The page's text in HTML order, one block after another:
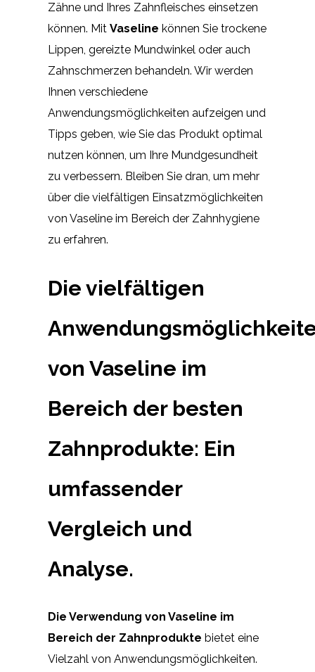
Zähne und Ihres Zahnfleisches einsetzen
können. Mit Vaseline können Sie trockene
Lippen, gereizte Mundwinkel oder auch
Zahnschmerzen behandeln. Wir werden
Ihnen verschiedene
Anwendungsmöglichkeiten aufzeigen und
Tipps geben, wie Sie das Produkt optimal
nutzen können, um Ihre Mundgesundheit
zu verbessern. Bleiben Sie dran, um mehr
über die vielfältigen Einsatzmöglichkeiten
von Vaseline im Bereich der Zahnhygiene
zu erfahren.
Die vielfältigen
von Vaseline im
Bereich der besten
Zahnprodukte: Ein
umfassender
Vergleich und
Analyse.
Die Verwendung von Vaseline im
Bereich der Zahnprodukte bietet eine
Vielzahl von Anwendungsmöglichkeiten.